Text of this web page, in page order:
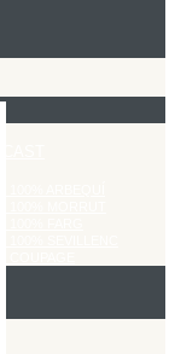
100% ARBEQUÍ
100% MORRUT
100% FARG
100% SEVILLENC
COUPAGE